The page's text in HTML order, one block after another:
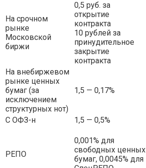
На срочном
рынке
Московской
биржи
0,5 руб. за
открытие
контракта
10 рублей за
принудительное
закрытие
контракта
На внебиржевом
рынке ценных
бумаг (за
исключением
структурных нот)
1,5 — 0,17%
С ОФЗ-н 1,5 — 0,5%
РЕПО
0,001% для
свободных ценных
бумаг, 0,0045% для